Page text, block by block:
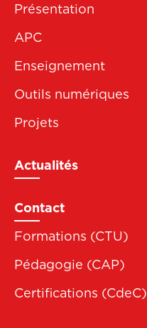
Présentation
APC
Enseignement
Outils numériques
Projets
Actualités
Contact
Formations (CTU)
Pédagogie (CAP)
Certifications (CdeC)